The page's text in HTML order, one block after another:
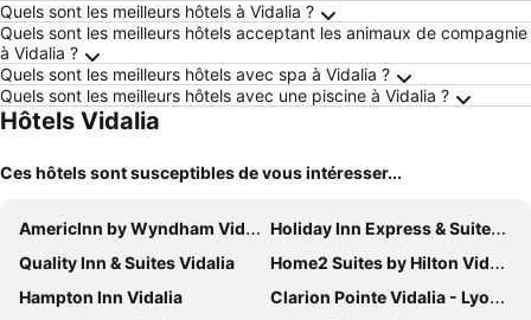
Quels sont les meilleurs hôtels à Vidalia ?
Quels sont les meilleurs hôtels acceptant les animaux de compagnie
à Vidalia ?
Quels sont les meilleurs hôtels avec spa à Vidalia ?
Quels sont les meilleurs hôtels avec une piscine à Vidalia ?
Hôtels Vidalia
Ces hôtels sont susceptibles de vous intéresser...
AmericInn by Wyndham Vidalia
Holiday Inn Express & Suites Vidalia By Ihg
Quality Inn & Suites Vidalia
Home2 Suites by Hilton Vidalia
Hampton Inn Vidalia
Clarion Pointe Vidalia - Lyons West